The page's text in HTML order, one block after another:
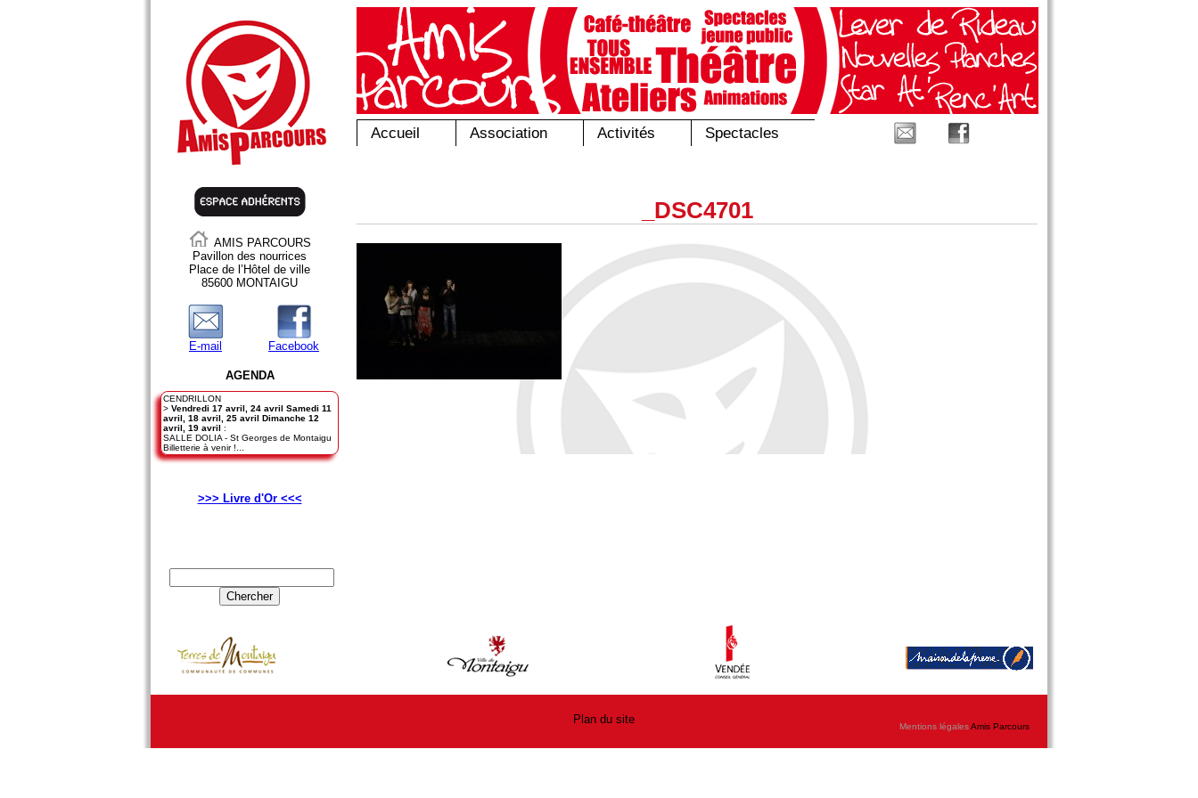
Accueil Association Activités Spectacles
_DSC4701
AMIS PARCOURS
Pavillon des nourrices
Place de l’Hôtel de ville
85600 MONTAIGU
E-mail Facebook
AGENDA
CENDRILLON
> Vendredi 17 avril, 24 avril Samedi 11
avril, 18 avril, 25 avril Dimanche 12
avril, 19 avril :
SALLE DOLIA - St Georges de Montaigu
Billetterie à venir !...
>>> Livre d'Or <<<
Plan du site
Mentions légalesAmis Parcours